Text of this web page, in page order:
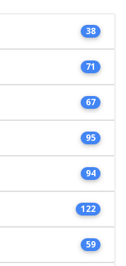
38
71
67
95
94
122
59